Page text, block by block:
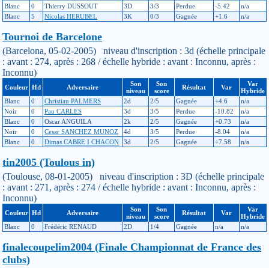
Blanc
0 Thierry DUSSOUT 3D 3/3 Perdue -5.42
n/a
Blanc
5 Nicolas HERUBEL 3K 0/3 Gagnée +1.6 n/a
Tournoi de Barcelone
(Barcelona, 05-02-2005) niveau d'inscription : 3d (échelle principale
: avant : 274, après : 268 / échelle hybride : avant : Inconnu, après :
Inconnu)
Couleur Hd Adversaire
Son
niveau
Son
score
Résultat Var
Var
Hybride
Blanc
0 Christian PALMERS 2d 2/5 Gagnée +4.6
n/a
Noir
0 Pau CARLES 3d 3/5 Perdue -10.82
n/a
Blanc
0 Oscar ANGUILA 2k 2/5 Gagnée +0.73
n/a
Noir
0 Cesar SANCHEZ MUNOZ 4d 3/5 Perdue -8.04
n/a
Blanc
0 Dimas CABRE I CHACON 3d 2/5 Gagnée +7.58 n/a
tin2005 (Toulous in)
(Toulouse, 08-01-2005) niveau d'inscription : 3D (échelle principale
: avant : 271, après : 274 / échelle hybride : avant : Inconnu, après :
Inconnu)
Couleur Hd Adversaire
Son
niveau
Son
score
Résultat Var
Var
Hybride
Blanc
0 Frédéric RENAUD 2D 1/4 Gagnée n/a n/a
finalecoupelim2004 (Finale Championnat de France des
clubs)